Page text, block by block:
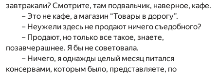
завтракали? Смотрите, там подвальчик, наверное, кафе.
– Это не кафе, а магазин “Товары в дорогу”.
– Неужели здесь не продают ничего съедобного?
– Продают, но только все такое, знаете,
позавчерашнее. Я бы не советовала.
– Ничего, я однажды целый месяц питался
консервами, которым было, представляете, по